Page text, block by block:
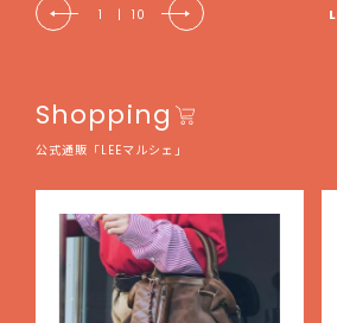
1 | 10
Shopping
公式通販「LEEマルシェ」